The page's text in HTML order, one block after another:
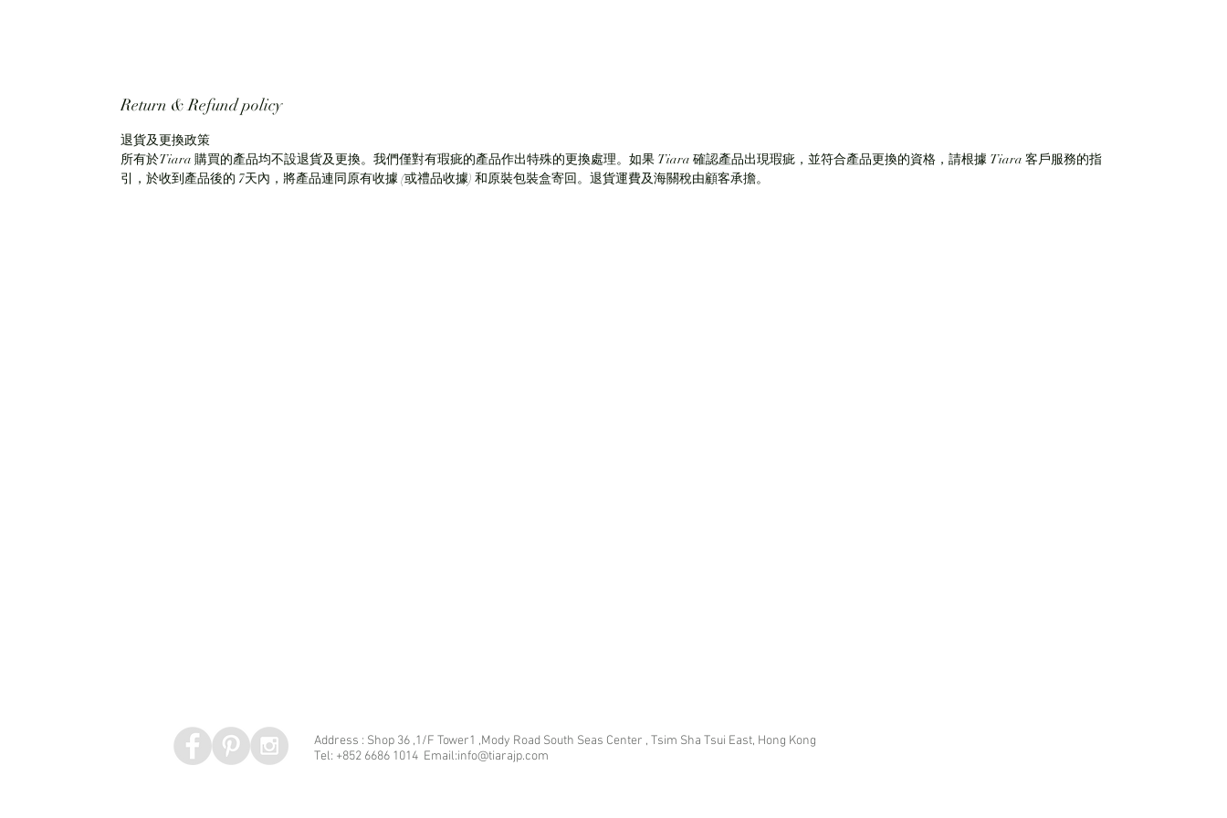
Return & Refund policy
退貨及更換政策
所有於Tiara 購買的產品均不設退貨及更換。我們僅對有瑕疵的產品作出特殊的更換處理。如果 Tiara 確認產品出現瑕疵，並符合產品更換的資格，請根據 Tiara 客戶服務的指
引，於收到產品後的 7天內，將產品連同原有收據 (或禮品收據) 和原裝包裝盒寄回。退貨運費及海關稅由顧客承擔。
Address : Shop 36 ,1/F Tower1 ,Mody Road South Seas Center , Tsim Sha Tsui East, Hong Kong
Tel: +852 6686 1014 Email:info@tiarajp.com